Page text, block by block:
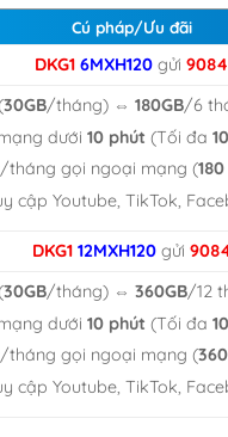
Cú pháp/Ưu đãi
DKG1 6MXH120 gửi 9084
30GB/tháng) ⇔180GB/6
dưới10 phút (Tối đa
/tháng gọi ngoại mạng (
cập Youtube, TikTok,
DKG112MXH120gửi
30GB/tháng) ⇔360GB/12
dưới 10 phút (Tối đa
/tháng gọi ngoại mạng (
cập Youtube, TikTok,